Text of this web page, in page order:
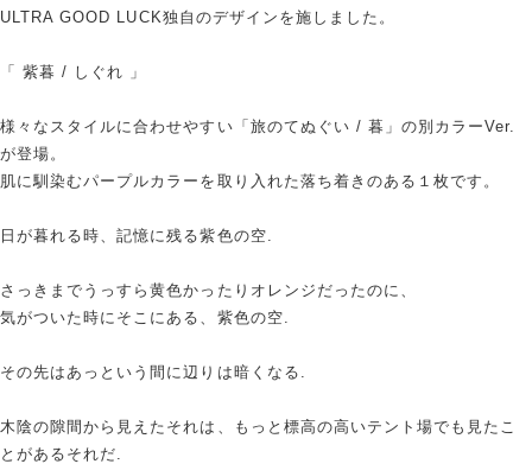
ULTRA GOOD LUCK独自のデザインを施しました。
「 紫暮 / しぐれ 」
様々なスタイルに合わせやすい「旅のてぬぐい / 暮」の別カラーVer.
が登場。
肌に馴染むパープルカラーを取り入れた落ち着きのある１枚です。
日が暮れる時、記憶に残る紫色の空.
さっきまでうっすら黄色かったりオレンジだったのに、
気がついた時にそこにある、紫色の空.
その先はあっという間に辺りは暗くなる.
木陰の隙間から見えたそれは、もっと標高の高いテント場でも見たこ
とがあるそれだ.